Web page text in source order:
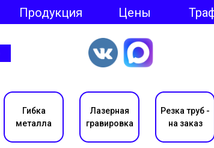
Цены
Продукция
Гибка
металла
Лазерная
гравировка
Резка труб -
на заказ